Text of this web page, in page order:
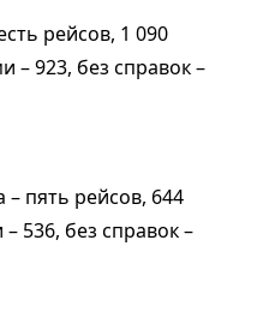
рейсов, 1 090
– 923, без справок –
– пять рейсов, 644
536, без справок –